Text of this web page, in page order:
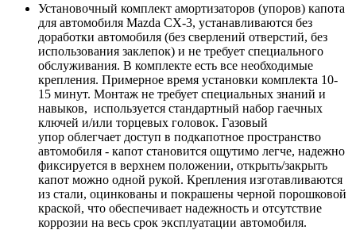
Установочный комплект амортизаторов (упоров) капота
для автомобиля Mazda CX-3, устанавливаются без
доработки автомобиля (без сверлений отверстий, без
использования заклепок) и не требует специального
обслуживания. В комплекте есть все необходимые
крепления. Примерное время установки комплекта 10-
15 минут. Монтаж не требует специальных знаний и
навыков, используется стандартный набор гаечных
ключей и/или торцевых головок. Газовый
упор облегчает доступ в подкапотное пространство
автомобиля - капот становится ощутимо легче, надежно
фиксируется в верхнем положении, открыть/закрыть
капот можно одной рукой. Крепления изготавливаются
из стали, оцинкованы и покрашены черной порошковой
краской, что обеспечивает надежность и отсутствие
коррозии на весь срок эксплуатации автомобиля.